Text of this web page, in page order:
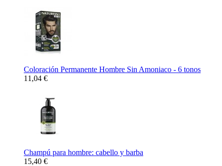
Coloración Permanente Hombre Sin Amoniaco - 6 tonos
11,04 €
Champú para hombre: cabello y barba
15,40 €